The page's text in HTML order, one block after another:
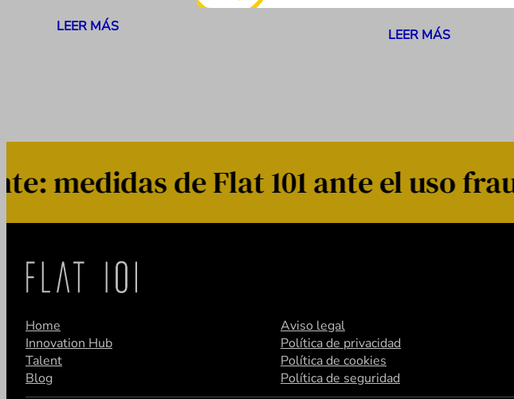
LEER MÁS LEER MÁS
medidas de Flat 101 ante el uso
Home
Innovation Hub
Talent
Blog
Aviso legal
Política de privacidad
Política de cookies
Política de seguridad